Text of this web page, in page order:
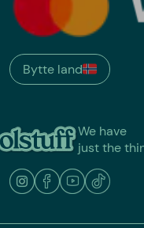
We have
just the
Bytte land